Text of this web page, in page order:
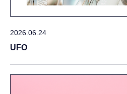
2026.06.24
UFO